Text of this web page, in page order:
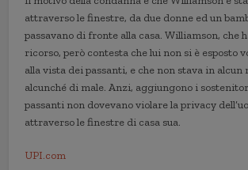
attraverso le finestre, da due donne ed un
passavano di fronte alla casa. Williamson, che
ricorso, però contesta che lui non si è esposto
alla vista dei passanti, e che non stava in alcun
alcunché di male. Anzi, aggiungono i
passanti non dovevano violare la privacy
attraverso le finestre di casa sua.
UPI.com